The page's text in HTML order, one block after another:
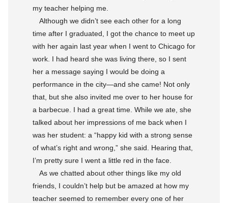
my teacher helping me.
Although we didn’t see each other for a long
time after I graduated, I got the chance to meet up
with her again last year when I went to Chicago for
work. I had heard she was living there, so I sent
her a message saying I would be doing a
performance in the city—and she came! Not only
that, but she also invited me over to her house for
a barbecue. I had a great time. While we ate, she
talked about her impressions of me back when I
was her student: a “happy kid with a strong sense
of what’s right and wrong,” she said. Hearing that,
I’m pretty sure I went a little red in the face.
As we chatted about other things like my old
friends, I couldn’t help but be amazed at how my
teacher seemed to remember every one of her